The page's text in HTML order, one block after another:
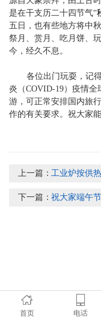
是在干支历二十四节气“
五日，也有些地方将中
祭月、赏月、吃月饼、
今，经久不息。
各位出门玩耍，记
炎（COVID-19）疫情全
游，可正常安排国内旅
作的有关要求。祝大家
上一篇：工业炉按供
下一篇：祝大家端午节
首页 电话